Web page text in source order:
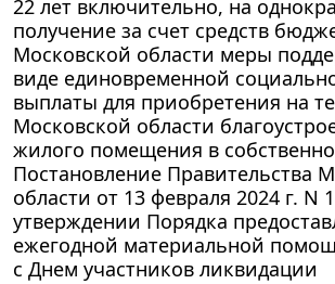
22 лет включительно, на
получение за счет средств
Московской области меры
виде единовременной
выплаты для приобретения на
Московской области
жилого помещения в
Постановление Правительства
области от 13 февраля 2024 г. N
утверждении Порядка
ежегодной материальной
с Днем участников ликвидации